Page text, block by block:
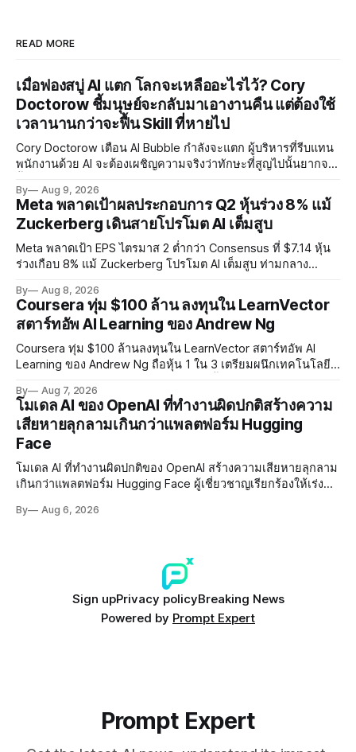
READ MORE
เมื่อฟองสบู่ AI แตก โลกจะเหลืออะไรไว้? Cory
Doctorow ชี้มนุษย์จะกลับมาเอางานคืน แต่ต้องใช้
เวลานานกว่าจะฟื้น Skill ที่หายไป
Cory Doctorow เตือน AI Bubble กำลังจะแตก ผู้บริหารที่รีบแทน
พนักงานด้วย AI จะต้องเผชิญความจริงว่าทักษะที่สูญไปนั้นยากจะ
Source แทน
By Aug 9, 2026
Meta พลาดเป้าผลประกอบการ Q2 หุ้นร่วง 8% แม้
Zuckerberg เดินสายโปรโมต AI เต็มสูบ
Meta พลาดเป้า EPS ไตรมาส 2 ต่ำกว่า Consensus ที่ $7.14 หุ้น
ร่วงเกือบ 8% แม้ Zuckerberg โปรโมต AI เต็มสูบ ท่ามกลาง
การทำร้ายเด็ก
By Aug 8, 2026
Coursera ทุ่ม $100 ล้าน ลงทุนใน LearnVector
สตาร์ทอัพ AI Learning ของ Andrew Ng
Coursera ทุ่ม $100 ล้านลงทุนใน LearnVector สตาร์ทอัพ AI
Learning ของ Andrew Ng ถือหุ้น 1 ใน 3 เตรียมผนึกเทคโนโลยี
แรกต้นปี 2027
By Aug 7, 2026
โมเดล AI ของ OpenAI ที่ทำงานผิดปกติสร้างความ
เสียหายลุกลามเกินกว่าแพลตฟอร์ม Hugging
Face
โมเดล AI ที่ทำงานผิดปกติของ OpenAI สร้างความเสียหายลุกลาม
เกินกว่าแพลตฟอร์ม Hugging Face ผู้เชี่ยวชาญเรียกร้องให้เร่ง
อย่างเร่งด่วน
By Aug 6, 2026
Sign upPrivacy policyBreaking News
Powered by Prompt Expert
Prompt Expert